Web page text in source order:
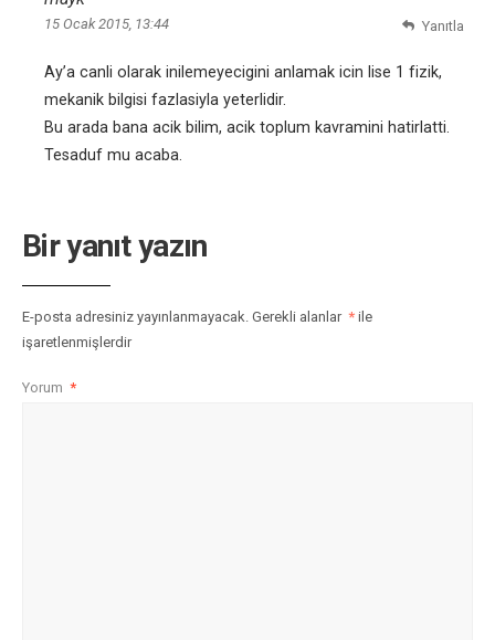
15 Ocak 2015, 13:44
Ay’a canli olarak inilemeyecigini anlamak icin lise 1 fizik,
mekanik bilgisi fazlasiyla yeterlidir.
Bu arada bana acik bilim, acik toplum kavramini hatirlatti.
Tesaduf mu acaba.
Yanıtla
Bir yanıt yazın
E-posta adresiniz yayınlanmayacak. Gerekli alanlar * ile
işaretlenmişlerdir
Yorum *